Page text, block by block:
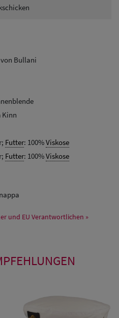
Bullani
Kinn
Futter: 100%Viskose
Futter: 100%Viskose
und EU Verantwortlichen »